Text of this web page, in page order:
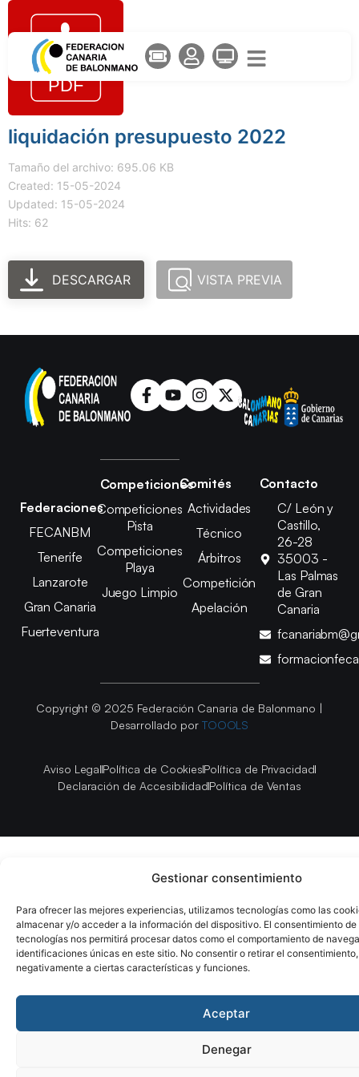
Gestionar consentimiento
Para ofrecer las mejores experiencias, utilizamos tecnologías como las
almacenar y/o acceder a la información del dispositivo. El consentimiento de
tecnologías nos permitirá procesar datos como el comportamiento de
identificaciones únicas en este sitio. No consentir o retirar el
negativamente a ciertas características y funciones.
Aceptar
Denegar
liquidación presupuesto 2022
Tamaño del archivo: 695.06 KB
Created: 15-05-2024
Updated: 15-05-2024
Hits: 62
DESCARGAR VISTA PREVIA
Federaciones
FECANBM
Tenerife
Lanzarote
Gran Canaria
Fuerteventura
Competiciones
Competiciones
Pista
Competiciones
Playa
Juego Limpio
Comités
Actividades
Técnico
Árbitros
Competición
Apelación
Contacto
C/ León y
Castillo,
26-28
35003 -
Las Palmas
de Gran
Canaria
Copyright © 2025 Federación Canaria de Balonmano |
Desarrollado por TOOOLS
Aviso LegalPolítica de CookiesPolítica de Privacidad
Declaración de AccesibilidadPolítica de Ventas